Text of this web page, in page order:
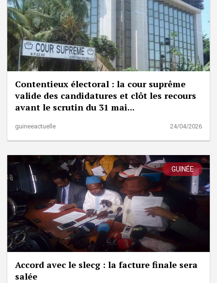
Contentieux électoral : la cour suprême
valide des candidatures et clôt les recours
avant le scrutin du 31 mai...
guineeactuelle 24/04/2026
GUINÉE
Accord avec le slecg : la facture finale sera
salée